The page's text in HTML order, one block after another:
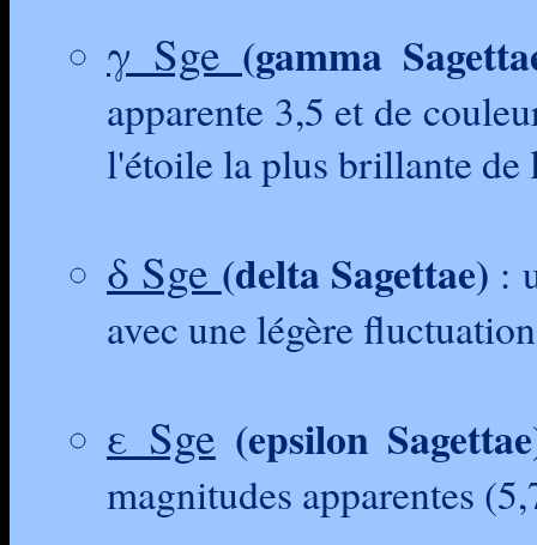
γ Sge (gamma
apparente 3,5 et de
l'étoile la plus brillante de
δ Sge (delta Sagettae) :
avec une légère
ε Sge (epsilon
magnitudes apparentes